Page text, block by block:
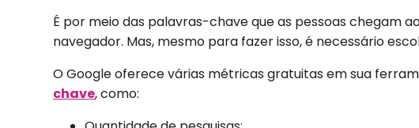
É por meio das palavras-chave que as pessoas chegam
navegador. Mas, mesmo para fazer isso, é necessário
O Google oferece várias métricas gratuitas em sua
chave, como: